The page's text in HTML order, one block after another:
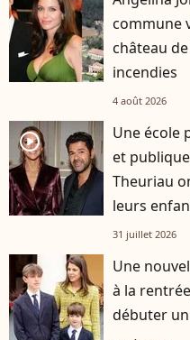
commune
château
incendies
4 août 2026
player2
Une école
et
Theuriau
leurs
31 juillet 2026
Une
à la
débuter